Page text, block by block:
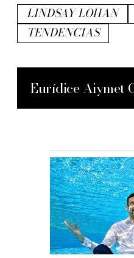
LINDSAY LOHAN
TENDENCIAS
Eurídice Aiymet